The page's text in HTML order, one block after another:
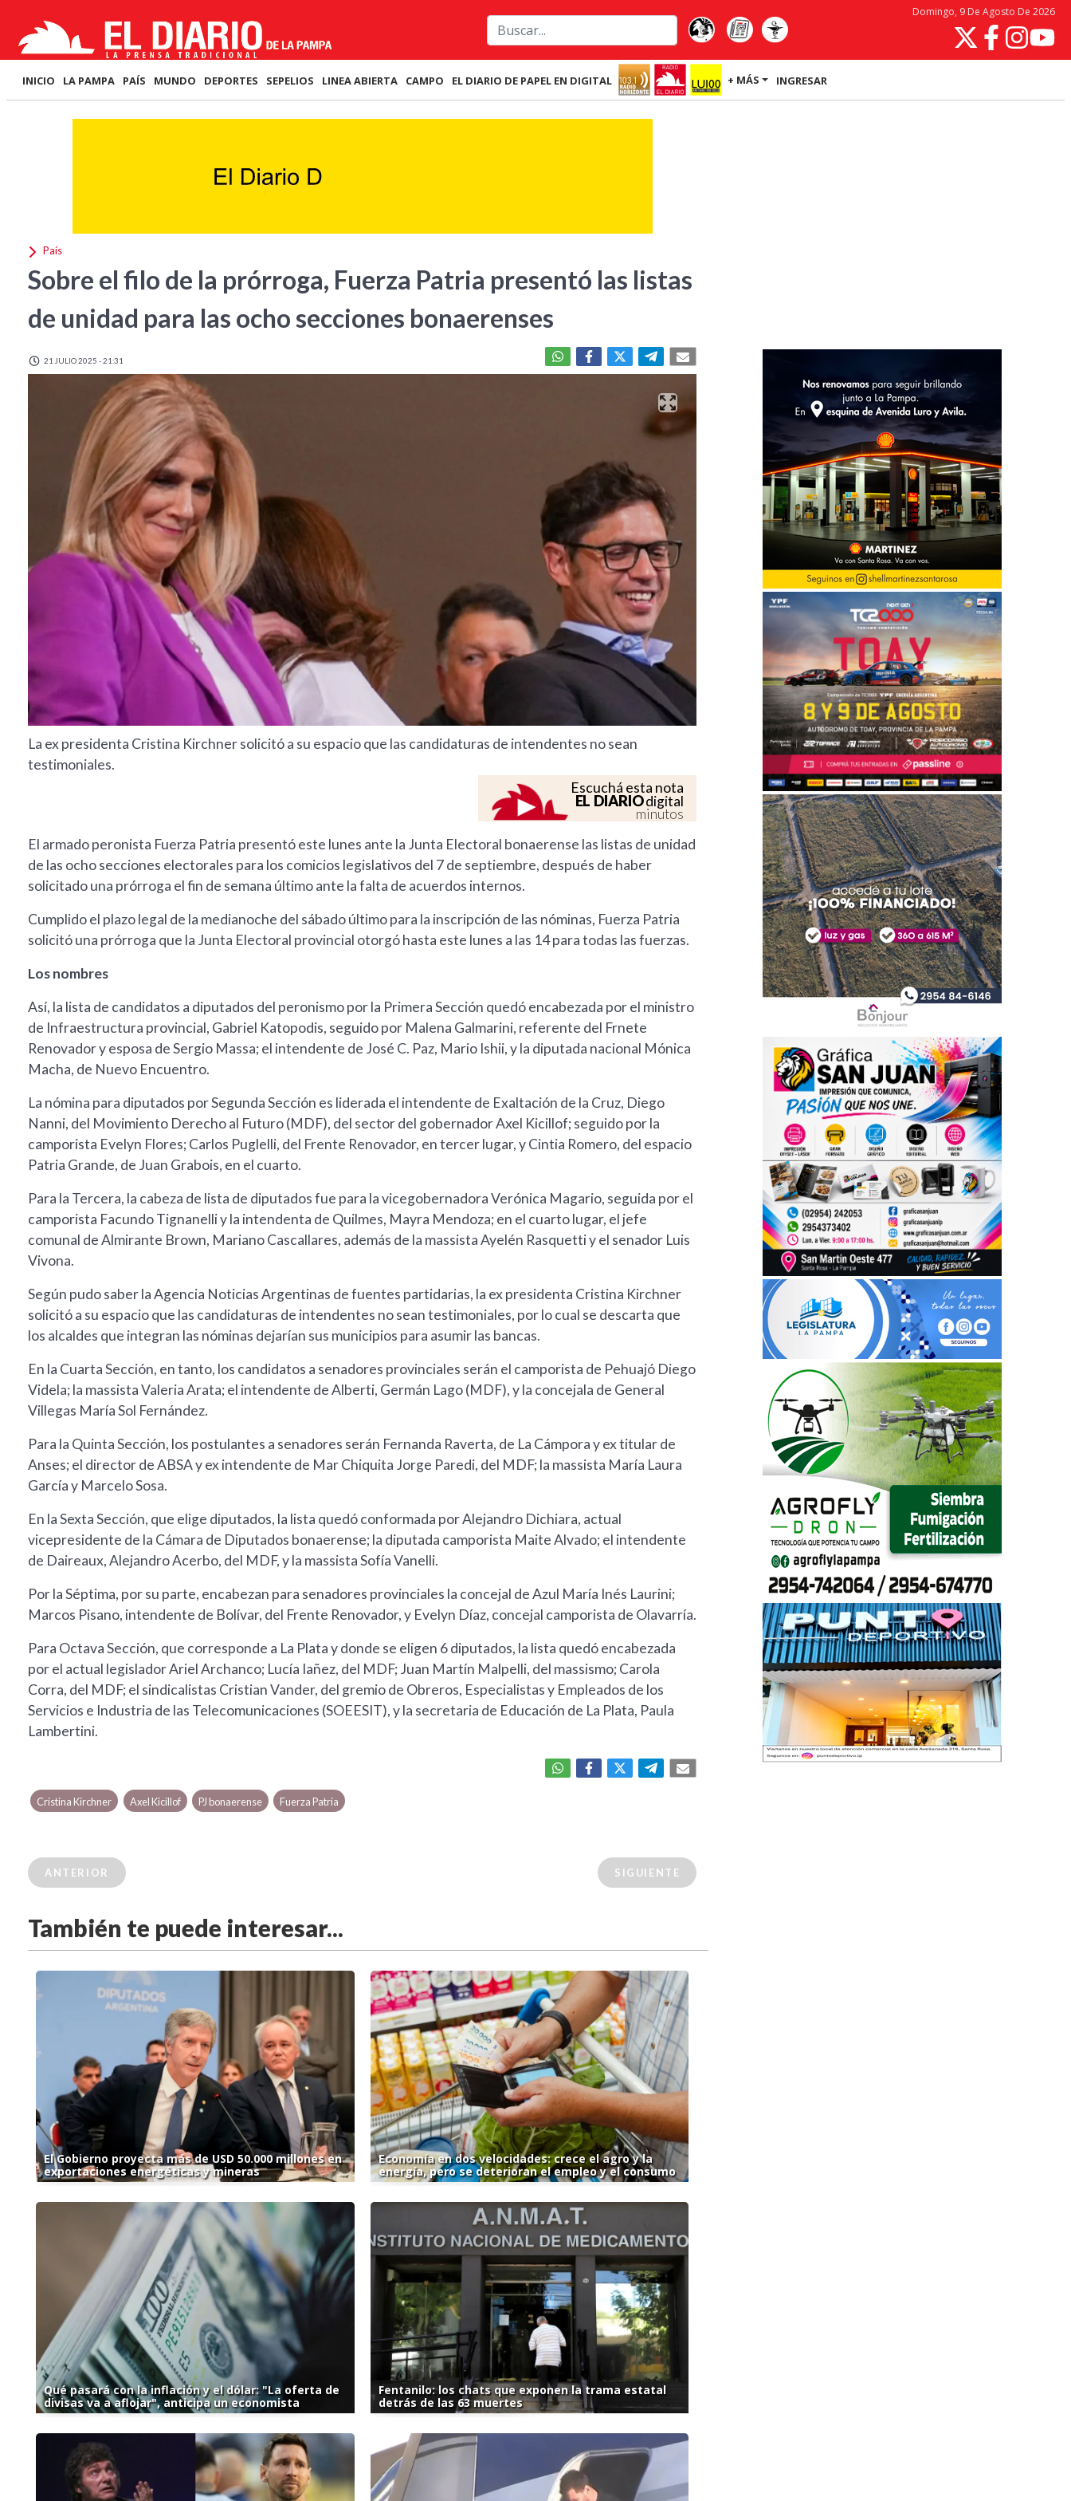
Domingo, 9 De Agosto De 2026
INICIO LA PAMPA PAÍS MUNDO DEPORTES SEPELIOS LINEA ABIERTA CAMPO EL DIARIO DE PAPEL EN DIGITAL + MÁS INGRESAR
País
Sobre el filo de la prórroga, Fuerza Patria presentó las listas
de unidad para las ocho secciones bonaerenses
21 JULIO 2025 - 21:31
La ex presidenta Cristina Kirchner solicitó a su espacio que las candidaturas de intendentes no sean
testimoniales.
Escuchá esta nota
EL DIARIOdigital
minutos
El armado peronista Fuerza Patria presentó este lunes ante la Junta Electoral bonaerense las listas de unidad
de las ocho secciones electorales para los comicios legislativos del 7 de septiembre, después de haber
solicitado una prórroga el fin de semana último ante la falta de acuerdos internos.
Cumplido el plazo legal de la medianoche del sábado último para la inscripción de las nóminas, Fuerza Patria
solicitó una prórroga que la Junta Electoral provincial otorgó hasta este lunes a las 14 para todas las fuerzas.
Los nombres
Así, la lista de candidatos a diputados del peronismo por la Primera Sección quedó encabezada por el ministro
de Infraestructura provincial, Gabriel Katopodis, seguido por Malena Galmarini, referente del Frnete
Renovador y esposa de Sergio Massa; el intendente de José C. Paz, Mario Ishii, y la diputada nacional Mónica
Macha, de Nuevo Encuentro.
La nómina para diputados por Segunda Sección es liderada el intendente de Exaltación de la Cruz, Diego
Nanni, del Movimiento Derecho al Futuro (MDF), del sector del gobernador Axel Kicillof; seguido por la
camporista Evelyn Flores; Carlos Puglelli, del Frente Renovador, en tercer lugar, y Cintia Romero, del espacio
Patria Grande, de Juan Grabois, en el cuarto.
Para la Tercera, la cabeza de lista de diputados fue para la vicegobernadora Verónica Magario, seguida por el
camporista Facundo Tignanelli y la intendenta de Quilmes, Mayra Mendoza; en el cuarto lugar, el jefe
comunal de Almirante Brown, Mariano Cascallares, además de la massista Ayelén Rasquetti y el senador Luis
Vivona.
Según pudo saber la Agencia Noticias Argentinas de fuentes partidarias, la ex presidenta Cristina Kirchner
solicitó a su espacio que las candidaturas de intendentes no sean testimoniales, por lo cual se descarta que
los alcaldes que integran las nóminas dejarían sus municipios para asumir las bancas.
En la Cuarta Sección, en tanto, los candidatos a senadores provinciales serán el camporista de Pehuajó Diego
Videla; la massista Valeria Arata; el intendente de Alberti, Germán Lago (MDF), y la concejala de General
Villegas María Sol Fernández.
Para la Quinta Sección, los postulantes a senadores serán Fernanda Raverta, de La Cámpora y ex titular de
Anses; el director de ABSA y ex intendente de Mar Chiquita Jorge Paredi, del MDF; la massista María Laura
García y Marcelo Sosa.
En la Sexta Sección, que elige diputados, la lista quedó conformada por Alejandro Dichiara, actual
vicepresidente de la Cámara de Diputados bonaerense; la diputada camporista Maite Alvado; el intendente
de Daireaux, Alejandro Acerbo, del MDF, y la massista Sofía Vanelli.
Por la Séptima, por su parte, encabezan para senadores provinciales la concejal de Azul María Inés Laurini;
Marcos Pisano, intendente de Bolívar, del Frente Renovador, y Evelyn Díaz, concejal camporista de Olavarría.
Para Octava Sección, que corresponde a La Plata y donde se eligen 6 diputados, la lista quedó encabezada
por el actual legislador Ariel Archanco; Lucía Iañez, del MDF; Juan Martín Malpelli, del massismo; Carola
Corra, del MDF; el sindicalistas Cristian Vander, del gremio de Obreros, Especialistas y Empleados de los
Servicios e Industria de las Telecomunicaciones (SOEESIT), y la secretaria de Educación de La Plata, Paula
Lambertini.
Cristina Kirchner Axel Kicillof PJ bonaerense Fuerza Patria
ANTERIOR SIGUIENTE
También te puede interesar...
El Gobierno proyecta más de USD 50.000 millones en
exportaciones energéticas y mineras
Economía en dos velocidades: crece el agro y la
energía, pero se deterioran el empleo y el consumo
Qué pasará con la inflación y el dólar: "La oferta de
divisas va a aflojar", anticipa un economista
Fentanilo: los chats que exponen la trama estatal
detrás de las 63 muertes